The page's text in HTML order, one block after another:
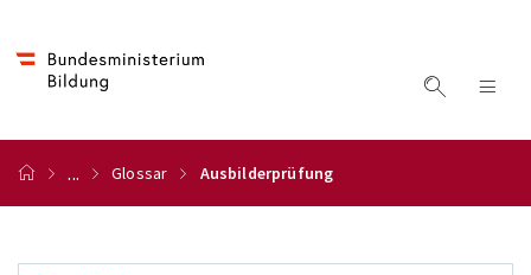
... Glossar Ausbilderprüfung